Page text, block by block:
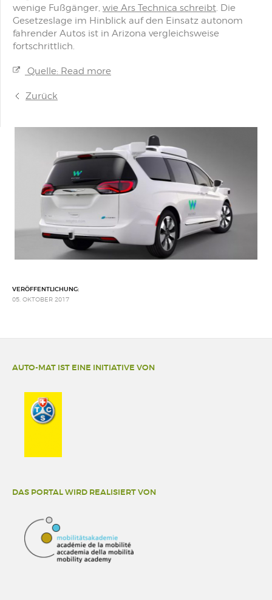
wenige Fußgänger, wie Ars Technica schreibt. Die
Gesetzeslage im Hinblick auf den Einsatz autonom
fahrender Autos ist in Arizona vergleichsweise
fortschrittlich.
Quelle: Read more
Zurück
VERÖFFENTLICHUNG:
05. OKTOBER 2017
AUTO-MAT IST EINE INITIATIVE VON
DAS PORTAL WIRD REALISIERT VON